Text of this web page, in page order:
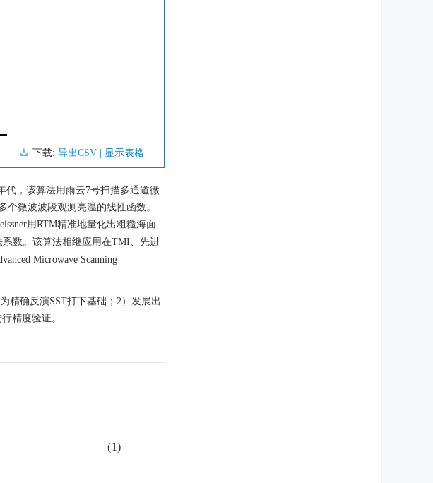
下载: 导出CSV | 显示表格
代，该算法用雨云7号扫描多通道微
个微波波段观测亮温的线性函数。
用RTM精准地量化出粗糙海面
系数。该算法相继应用在TMI、先进
Microwave Scanning
精确反演SST打下基础；2）发展出
精度验证。
(1)